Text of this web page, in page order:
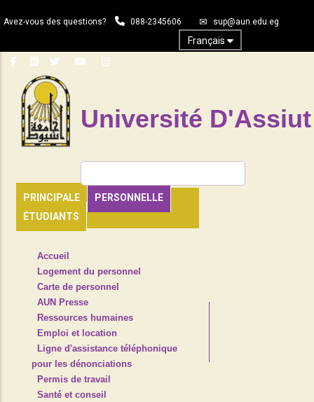
au
principal
Avez-vous des questions? 088-2345606 sup@aun.edu.eg
Français
Université D'Assiut
PRINCIPALE
PERSONNELLE
ÉTUDIANTS
HEADER
NAVIGATION
Accueil
Logement du personnel
Carte de personnel
AUN Presse
Ressources humaines
Emploi et location
Ligne d'assistance téléphonique
pour les dénonciations
Permis de travail
Santé et conseil